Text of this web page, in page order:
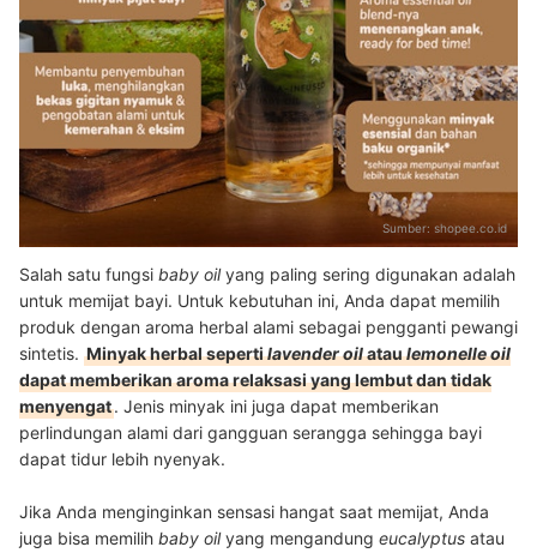
Sumber: shopee.co.id
Salah satu fungsi baby oilyang paling sering digunakan adalah
untuk memijat bayi. Untuk kebutuhan ini, Anda dapat memilih
produk dengan aroma herbal alami sebagai pengganti pewangi
sintetis. Minyak herbal sepertilavender oilataulemonelle oil
dapat memberikan aroma relaksasi yang lembut dan tidak
menyengat. Jenis minyak ini juga dapat memberikan
perlindungan alami dari gangguan serangga sehingga bayi
dapat tidur lebih nyenyak.
Jika Anda menginginkan sensasi hangat saat memijat, Anda
juga bisa memilih baby oilyang mengandung eucalyptus atau